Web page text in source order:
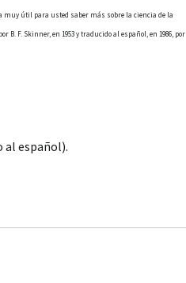
muy útil para usted saber más sobre la ciencia de la
F. Skinner, en 1953 y traducido al español, en 1986, por
al español).